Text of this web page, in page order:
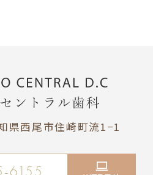
県西尾市住崎町流1−1